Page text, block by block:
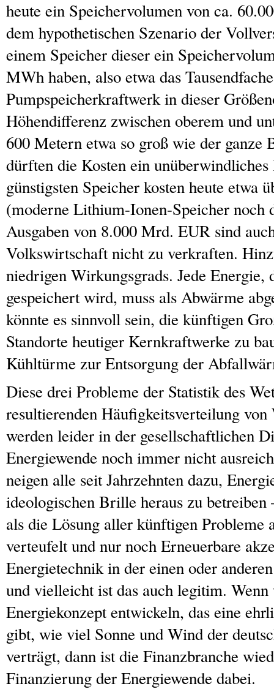
heute ein Speichervolumen von ca.
dem hypothetischen Szenario der
einem Speicher dieser ein
MWh haben, also etwa das
Pumpspeicherkraftwerk in dieser
Höhendifferenz zwischen oberem und
600 Metern etwa so groß wie der ganze
dürften die Kosten ein
günstigsten Speicher kosten heute etwa
(moderne Lithium-Ionen-Speicher noch
Ausgaben von 8.000 Mrd. EUR sind
Volkswirtschaft nicht zu verkraften.
niedrigen Wirkungsgrads. Jede
gespeichert wird, muss als Abwärme
könnte es sinnvoll sein, die künftigen
Standorte heutiger Kernkraftwerke zu
Kühltürme zur Entsorgung der
Diese drei Probleme der Statistik des
resultierenden Häufigkeitsverteilung
werden leider in der gesellschaftlichen
Energiewende noch immer nicht
neigen alle seit Jahrzehnten dazu,
ideologischen Brille heraus zu
als die Lösung aller künftigen Probleme
verteufelt und nur noch Erneuerbare
Energietechnik in der einen oder
und vielleicht ist das auch legitim.
Energiekonzept entwickeln, das eine
gibt, wie viel Sonne und Wind der
verträgt, dann ist die Finanzbranche
Finanzierung der Energiewende dabei.